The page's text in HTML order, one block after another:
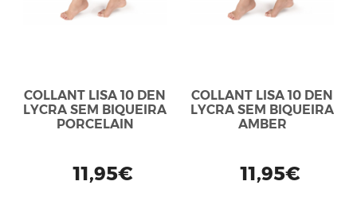
COLLANT LISA 10 DEN
LYCRA SEM BIQUEIRA
PORCELAIN
11,95€
COLLANT LISA 10 DEN
LYCRA SEM BIQUEIRA
AMBER
11,95€